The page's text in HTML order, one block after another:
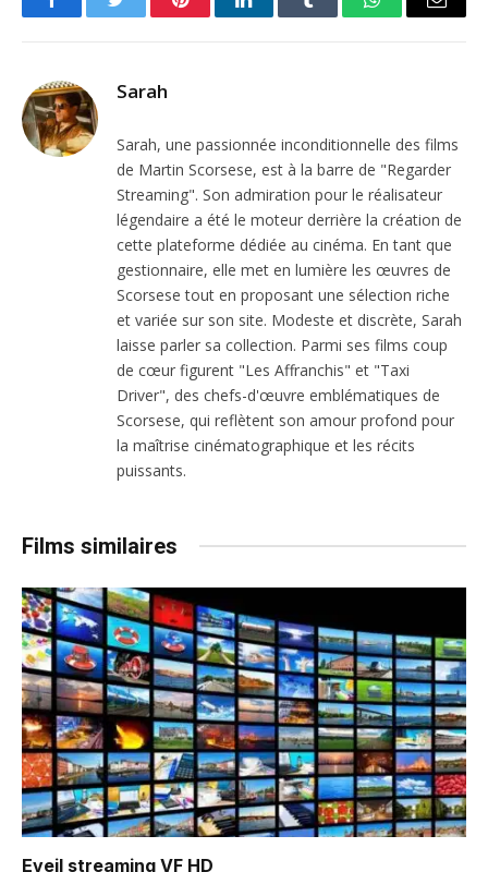
FacebookTwitter PinterestLinkedInTumblr WhatsAppEmail
Sarah
Sarah, une passionnée inconditionnelle des films
de Martin Scorsese, est à la barre de "Regarder
Streaming". Son admiration pour le réalisateur
légendaire a été le moteur derrière la création de
cette plateforme dédiée au cinéma. En tant que
gestionnaire, elle met en lumière les œuvres de
Scorsese tout en proposant une sélection riche
et variée sur son site. Modeste et discrète, Sarah
laisse parler sa collection. Parmi ses films coup
de cœur figurent "Les Affranchis" et "Taxi
Driver", des chefs-d'œuvre emblématiques de
Scorsese, qui reflètent son amour profond pour
la maîtrise cinématographique et les récits
puissants.
Films similaires
Eveil streaming VF HD